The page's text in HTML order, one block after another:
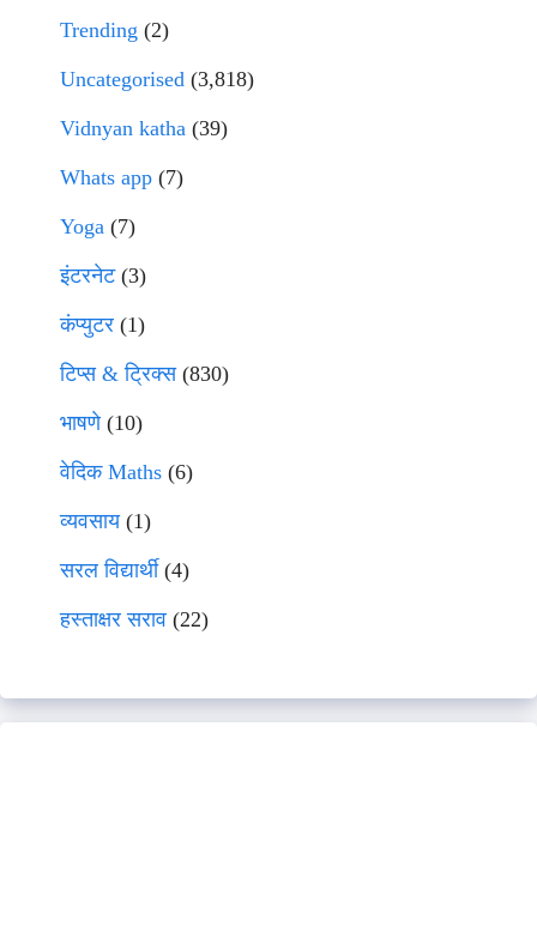
Trending (2)
Uncategorised (3,818)
Vidnyan katha (39)
Whats app (7)
Yoga (7)
इंटरनेट(3)
कंप्युटर (1)
टिप्स & ट्रिक्स(830)
भाषणे(10)
वेदिक Maths (6)
व्यवसाय(1)
सरल विद्यार्थी(4)
हस्ताक्षर सराव (22)